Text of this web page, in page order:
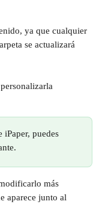
ya que cualquier
se actualizará
iPaper, puedes
más
aparece junto al